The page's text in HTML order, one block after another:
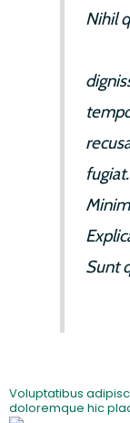
Nihil
Sunt
Voluptatibus
doloremque hic